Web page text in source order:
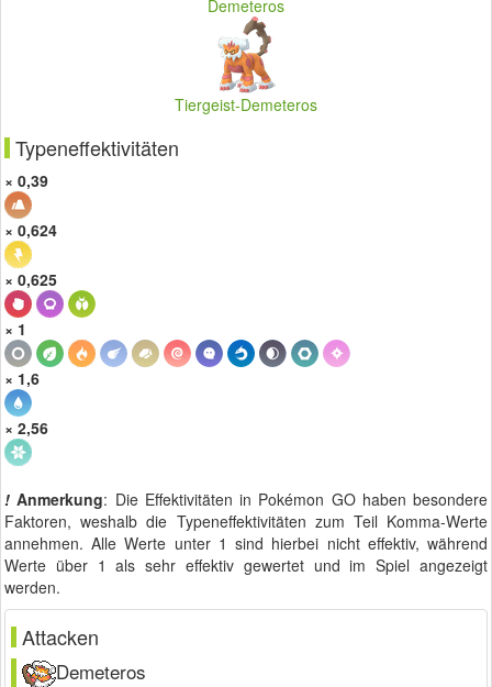
Demeteros
Tiergeist-Demeteros
Typeneffektivitäten
× 0,39
× 0,624
× 0,625
× 1
× 1,6
× 2,56
! Anmerkung: Die Effektivitäten in Pokémon GO haben besondere
Faktoren, weshalb die Typeneffektivitäten zum Teil Komma-Werte
annehmen. Alle Werte unter 1 sind hierbei nicht effektiv, während
Werte über 1 als sehr effektiv gewertet und im Spiel angezeigt
werden.
Attacken
Demeteros